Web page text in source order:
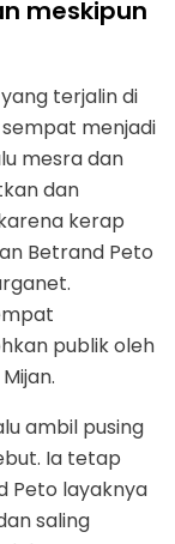
meskipun
terjalin di
menjadi
mesra dan
dan
kerap
Betrand Peto
publik oleh
ambil pusing
Ia tetap
Peto layaknya
saling